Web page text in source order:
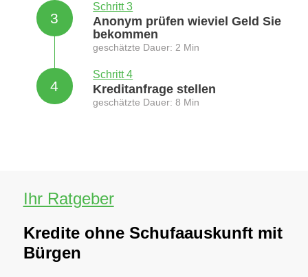
3
Schritt 3
Anonym prüfen wieviel Geld Sie
bekommen
geschätzte Dauer: 2 Min
4
Schritt 4
Kreditanfrage stellen
geschätzte Dauer: 8 Min
Ihr Ratgeber
Kredite ohne Schufaauskunft mit
Bürgen